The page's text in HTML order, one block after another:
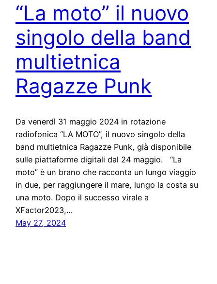
“La moto” il nuovo
singolo della band
multietnica
Ragazze Punk
Da venerdì 31 maggio 2024 in rotazione
radiofonica “LA MOTO”, il nuovo singolo della
band multietnica Ragazze Punk, già disponibile
sulle piattaforme digitali dal 24 maggio. “La
moto” è un brano che racconta un lungo viaggio
in due, per raggiungere il mare, lungo la costa su
una moto. Dopo il successo virale a
XFactor2023,…
May 27, 2024